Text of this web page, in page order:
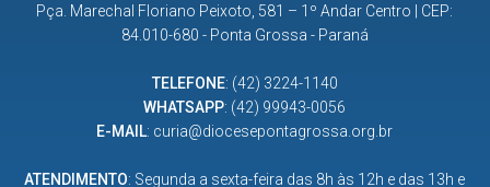
Pça. Marechal Floriano Peixoto, 581 – 1º Andar Centro | CEP:
84.010-680 - Ponta Grossa - Paraná
TELEFONE: (42) 3224-1140
WHATSAPP: (42) 99943-0056
E-MAIL: curia@diocesepontagrossa.org.br
ATENDIMENTO: Segunda a sexta-feira das 8h às 12h e das 13h e